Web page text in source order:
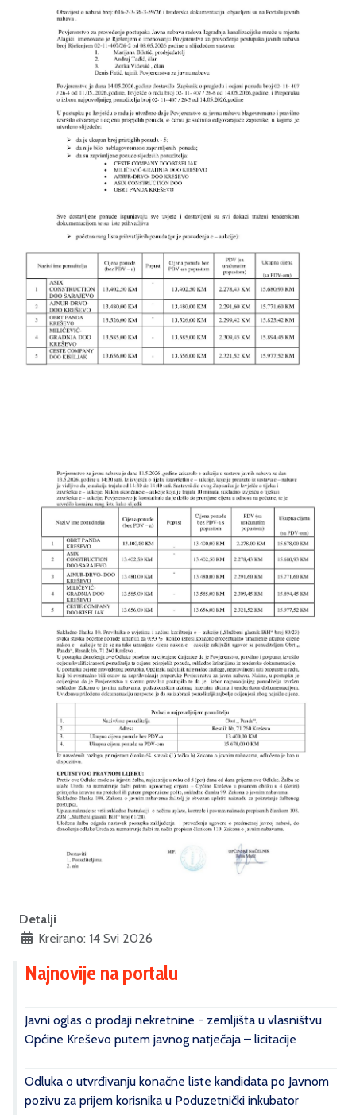
Detalji
Kreirano: 14 Svi 2026
Najnovije na portalu
Javni oglas o prodaji nekretnine - zemljišta u vlasništvu
Općine Kreševo putem javnog natječaja – licitacije
Odluka o utvrđivanju konačne liste kandidata po Javnom
pozivu za prijem korisnika u Poduzetnički inkubator